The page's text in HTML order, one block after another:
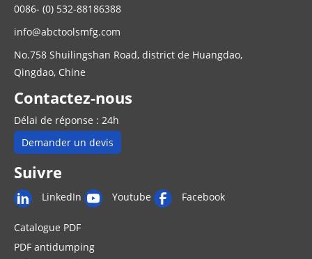
0086- (0) 532-88186388
info@abctoolsmfg.com
No.758 Shuilingshan Road, district de Huangdao,
Qingdao, Chine
Contactez-nous
Délai de réponse : 24h
Demander un devis
Suivre
LinkedIn Youtube Facebook
Catalogue PDF
PDF antidumping